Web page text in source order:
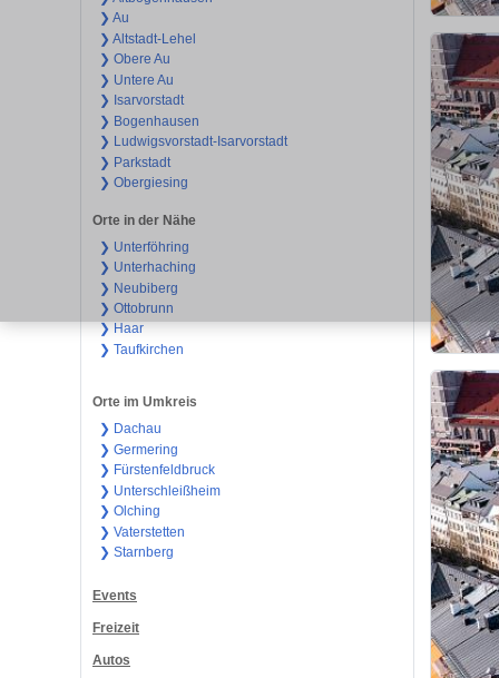
❯ Au
❯ Altstadt-Lehel
❯ Obere Au
❯ Untere Au
❯ Isarvorstadt
❯ Bogenhausen
❯ Ludwigsvorstadt-Isarvorstadt
❯ Parkstadt
❯ Obergiesing
Orte in der Nähe
❯ Unterföhring
❯ Unterhaching
❯ Neubiberg
❯ Ottobrunn
❯ Haar
❯ Taufkirchen
Orte im Umkreis
❯ Dachau
❯ Germering
❯ Fürstenfeldbruck
❯ Unterschleißheim
❯ Olching
❯ Vaterstetten
❯ Starnberg
Events
Freizeit
Autos